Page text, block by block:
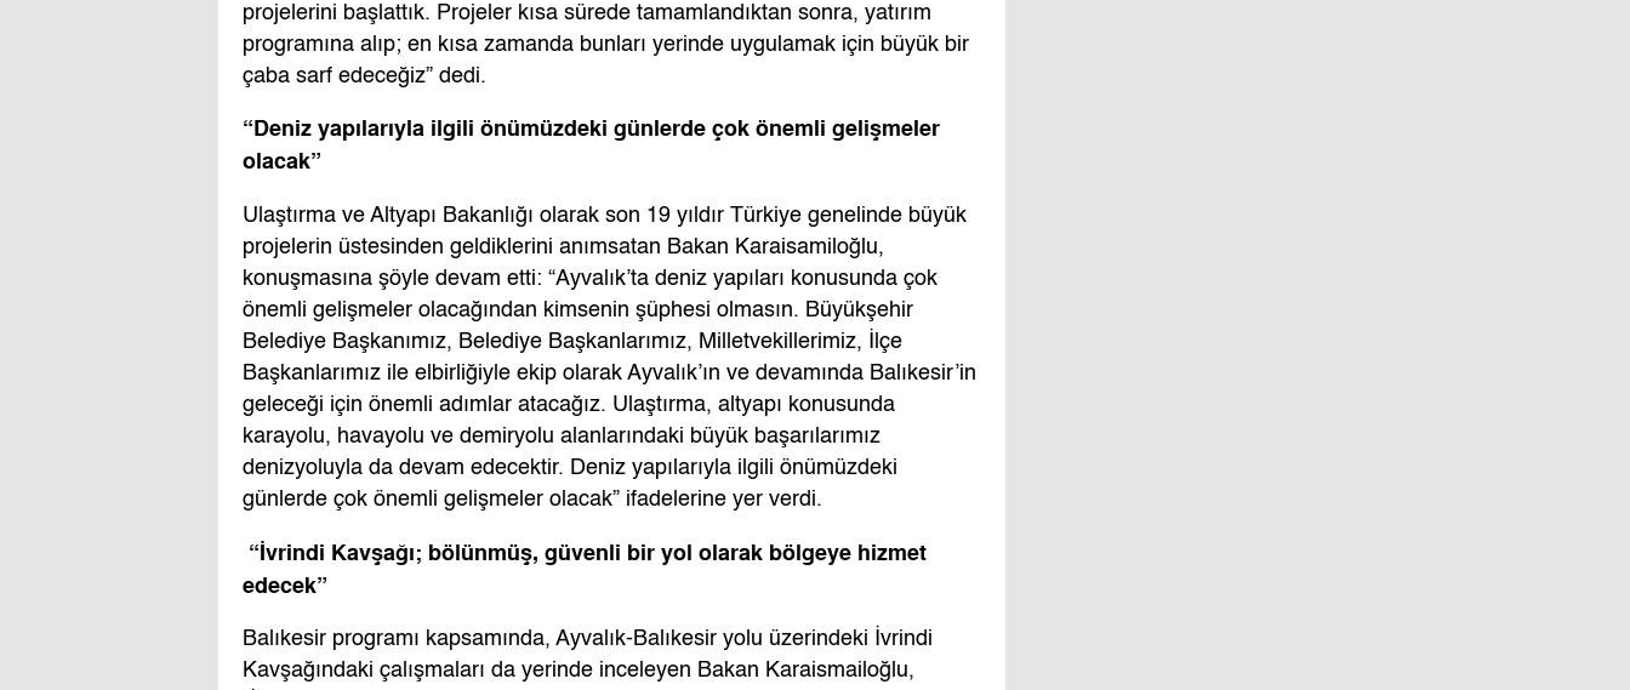
projelerini başlattık. Projeler kısa sürede tamamlandıktan sonra, yatırım
programına alıp; en kısa zamanda bunları yerinde uygulamak için büyük bir
çaba sarf edeceğiz” dedi.
“Deniz yapılarıyla ilgili önümüzdeki günlerde çok önemli gelişmeler
olacak”
Ulaştırma ve Altyapı Bakanlığı olarak son 19 yıldır Türkiye genelinde büyük
projelerin üstesinden geldiklerini anımsatan Bakan Karaisamiloğlu,
konuşmasına şöyle devam etti: “Ayvalık’ta deniz yapıları konusunda çok
önemli gelişmeler olacağından kimsenin şüphesi olmasın. Büyükşehir
Belediye Başkanımız, Belediye Başkanlarımız, Milletvekillerimiz, İlçe
Başkanlarımız ile elbirliğiyle ekip olarak Ayvalık’ın ve devamında Balıkesir’in
geleceği için önemli adımlar atacağız. Ulaştırma, altyapı konusunda
karayolu, havayolu ve demiryolu alanlarındaki büyük başarılarımız
denizyoluyla da devam edecektir. Deniz yapılarıyla ilgili önümüzdeki
günlerde çok önemli gelişmeler olacak” ifadelerine yer verdi.
“İvrindi Kavşağı; bölünmüş, güvenli bir yol olarak bölgeye hizmet
edecek”
Balıkesir programı kapsamında, Ayvalık-Balıkesir yolu üzerindeki İvrindi
Kavşağındaki çalışmaları da yerinde inceleyen Bakan Karaismailoğlu,